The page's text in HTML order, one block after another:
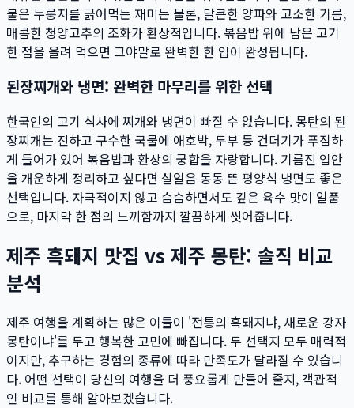
붙은 누룽지를 긁어먹는 재미는 물론, 달큰한 양파와 고소한 기름,
매콤한 청양고추의 조화가 환상적입니다. 볶음밥 위에 남은 고기
한 점을 올려 먹으면 그야말로 완벽한 한 입이 완성됩니다.
된장찌개와 냉면: 완벽한 마무리를 위한 선택
한국인의 고기 식사에 찌개와 냉면이 빠질 수 없습니다. 몽탄의 된
장찌개는 진하고 구수한 국물에 애호박, 두부 등 건더기가 푸짐하
게 들어가 있어 볶음밥과 환상의 궁합을 자랑합니다. 기름진 입안
을 개운하게 정리하고 싶다면 살얼음 동동 뜬 평양식 냉면도 좋은
선택입니다. 자극적이지 않고 슴슴하면서도 깊은 육수 맛이 일품
으로, 마지막 한 점의 느끼함까지 깔끔하게 씻어줍니다.
제주 흑돼지 맛집 vs 제주 몽탄: 솔직 비교
분석
제주 여행을 계획하는 많은 이들이 '전통의 흑돼지냐, 새로운 강자
몽탄이냐'를 두고 행복한 고민에 빠집니다. 두 선택지 모두 매력적
이지만, 추구하는 경험의 종류에 따라 만족도가 달라질 수 있습니
다. 어떤 선택이 당신의 여행을 더 풍요롭게 만들어 줄지, 객관적
인 비교를 통해 알아보겠습니다.